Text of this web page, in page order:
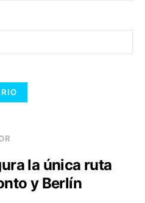
la única ruta
y Berlín